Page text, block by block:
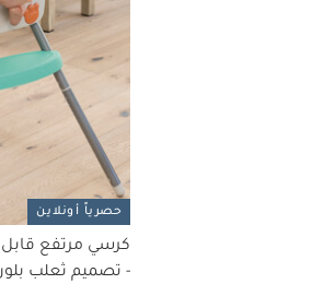
حصرياً أونلاين
- تصميم ثعلب